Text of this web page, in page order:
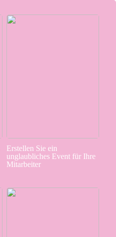
Erstellen Sie ein
unglaubliches Event für Ihre
Mitarbeiter